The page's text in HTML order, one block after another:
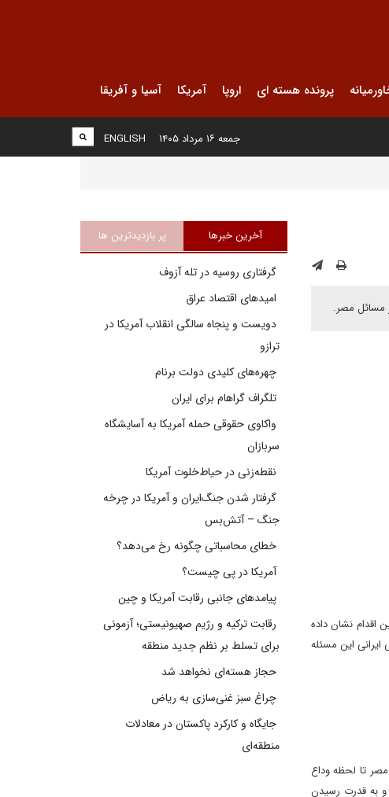
پرونده هسته ای اروپا آمریکا آسیا و آفریقا
ENGLISH جمعه ۱۶ مرداد ۱۴۰۵
مسائل مصر.
اقدام نشان داده
ایرانی این مسئله
تا لحظه وداع
و به قدرت رسیدن
آخرین خبرها پر بازدیدترین ها
گرفتاری روسیه در تله آزوف
امیدهای اقتصاد عراق
دویست و پنجاه سالگی انقلاب آمریکا در
ترازو
چهره‌های کلیدی دولت برنام
تلگراف گراهام برای ایران
واکاوی حقوقی حمله آمریکا به آسایشگاه
سربازان
نقطه‌زنی در حیاط‌خلوت آمریکا
گرفتار شدن جنگ‌ایران و آمریکا در چرخه
جنگ – آتش‌بس
خطای محاسباتی چگونه رخ می‌دهد؟
آمریکا در پی چیست؟
پیامدهای جانبی رقابت آمریکا و چین
رقابت ترکیه و رژیم صهیونیستی؛ آزمونی
برای تسلط بر نظم جدید منطقه
حجاز هسته‌ای نخواهد شد
چراغ سبز غنی‌سازی به ریاض
جایگاه و کارکرد پاکستان در معادلات
منطقه‌ای